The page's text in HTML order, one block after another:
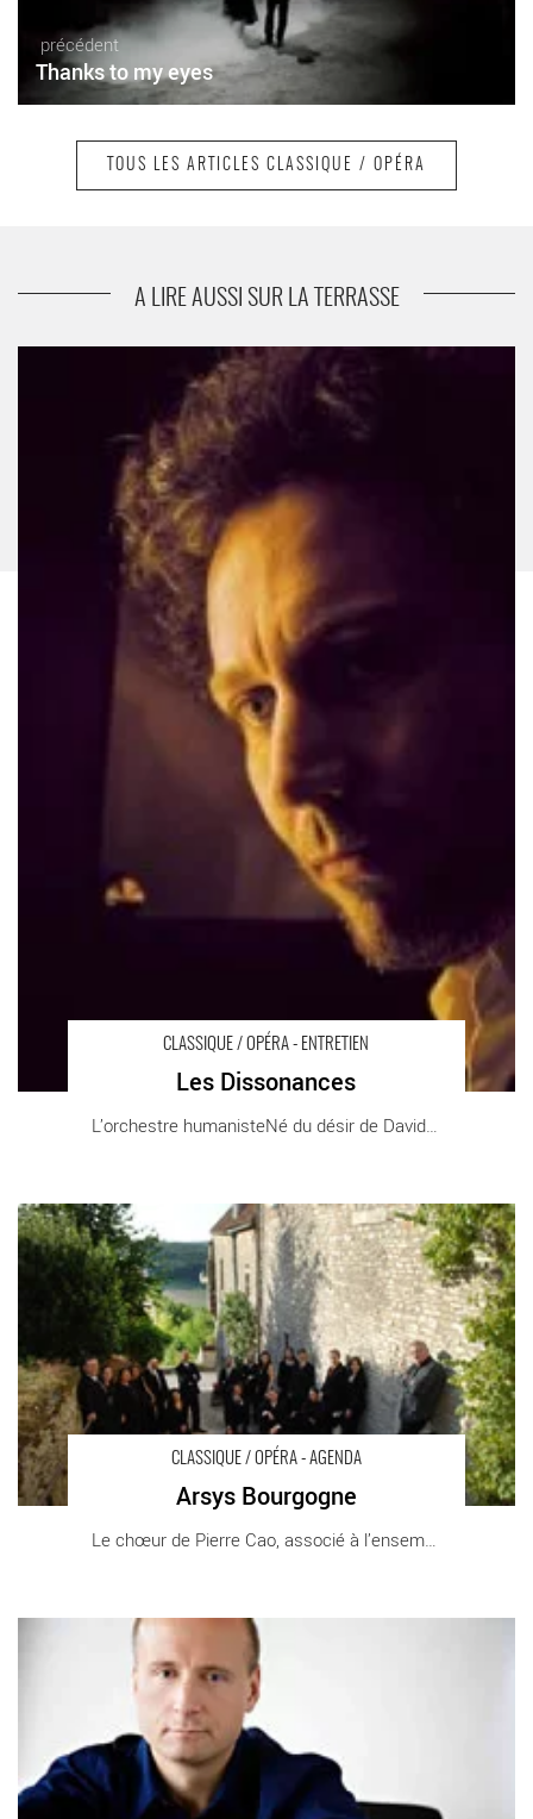
précédent
Thanks to my eyes
La Veuve joyeuse
TOUS LES ARTICLES CLASSIQUE / OPÉRA
A LIRE AUSSI SUR LA TERRASSE
CLASSIQUE / OPÉRA - ENTRETIEN
Les Dissonances
L’orchestre humanisteNé du désir de David [...]
Les Dissonances - Critique sortie Classique / Opéra
CLASSIQUE / OPÉRA - AGENDA
Arsys Bourgogne
Le chœur de Pierre Cao, associé à l’ensemble [...]
Arsys Bourgogne - Critique sortie Classique / Opéra
Paavo Järvi - Critique sortie Classique / Opéra